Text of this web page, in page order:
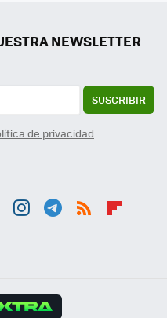
NEWSLETTER
SUSCRIBIR
de privacidad